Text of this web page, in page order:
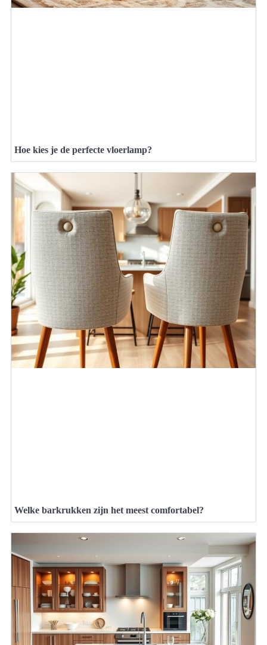
Hoe kies je de perfecte vloerlamp?
Welke barkrukken zijn het meest comfortabel?